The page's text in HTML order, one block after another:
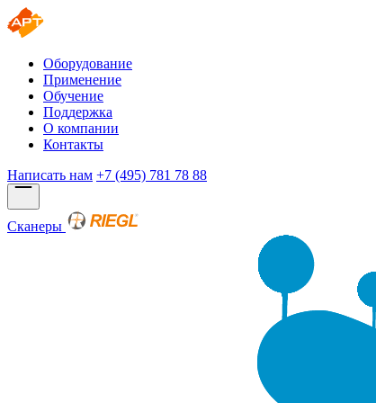
Оборудование
Применение
Обучение
Поддержка
О компании
Контакты
Написать нам +7 (495) 781 78 88
Сканеры